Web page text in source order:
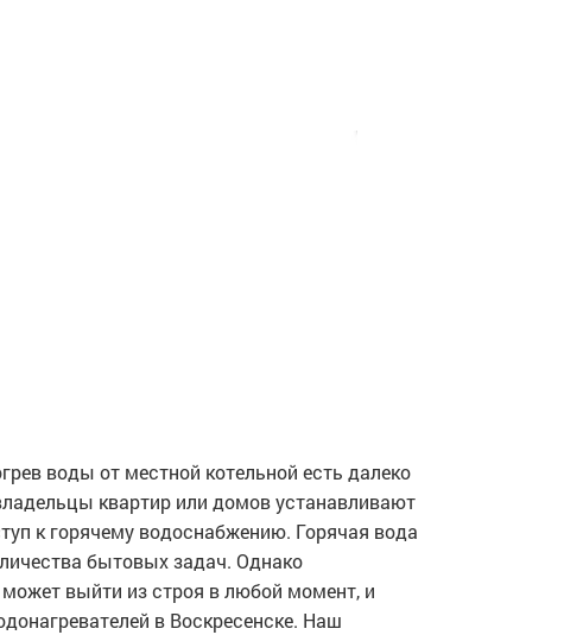
воды от местной котельной есть далеко
квартир или домов устанавливают
к горячему водоснабжению. Горячая вода
бытовых задач. Однако
выйти из строя в любой момент, и
в Воскресенске. Наш